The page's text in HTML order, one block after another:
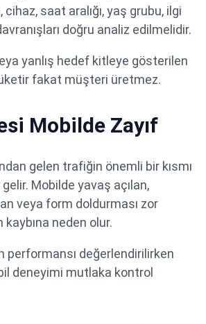
saat aralığı, yaş grubu, ilgi
doğru analiz edilmelidir.
yanlış hedef kitleye gösterilen
fakat müşteri üretmez.
Mobilde Zayıf
gelen trafiğin önemli bir kısmı
Mobilde yavaş açılan,
veya form doldurması zor
neden olur.
performansı değerlendirilirken
deneyimi mutlaka kontrol